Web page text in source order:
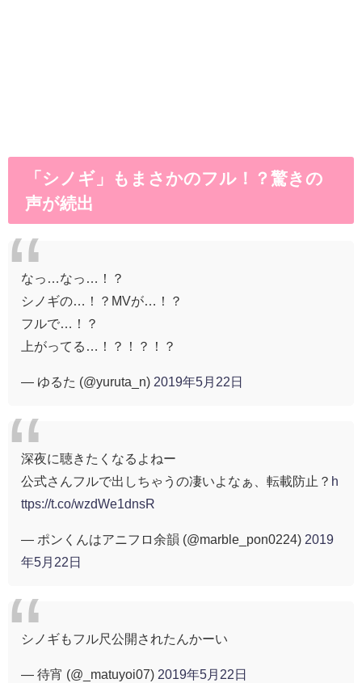
「シノギ」もまさかのフル！？驚きの
声が続出
なっ…なっ…！？
シノギの…！？MVが…！？
フルで…！？
上がってる…！？！？！？
— ゆるた (@yuruta_n) 2019年5月22日
深夜に聴きたくなるよねー
公式さんフルで出しちゃうの凄いよなぁ、転載防止？ h
ttps://t.co/wzdWe1dnsR
— ポンくんはアニフロ余韻 (@marble_pon0224) 2019
年5月22日
シノギもフル尺公開されたんかーい
— 待宵 (@_matuyoi07) 2019年5月22日